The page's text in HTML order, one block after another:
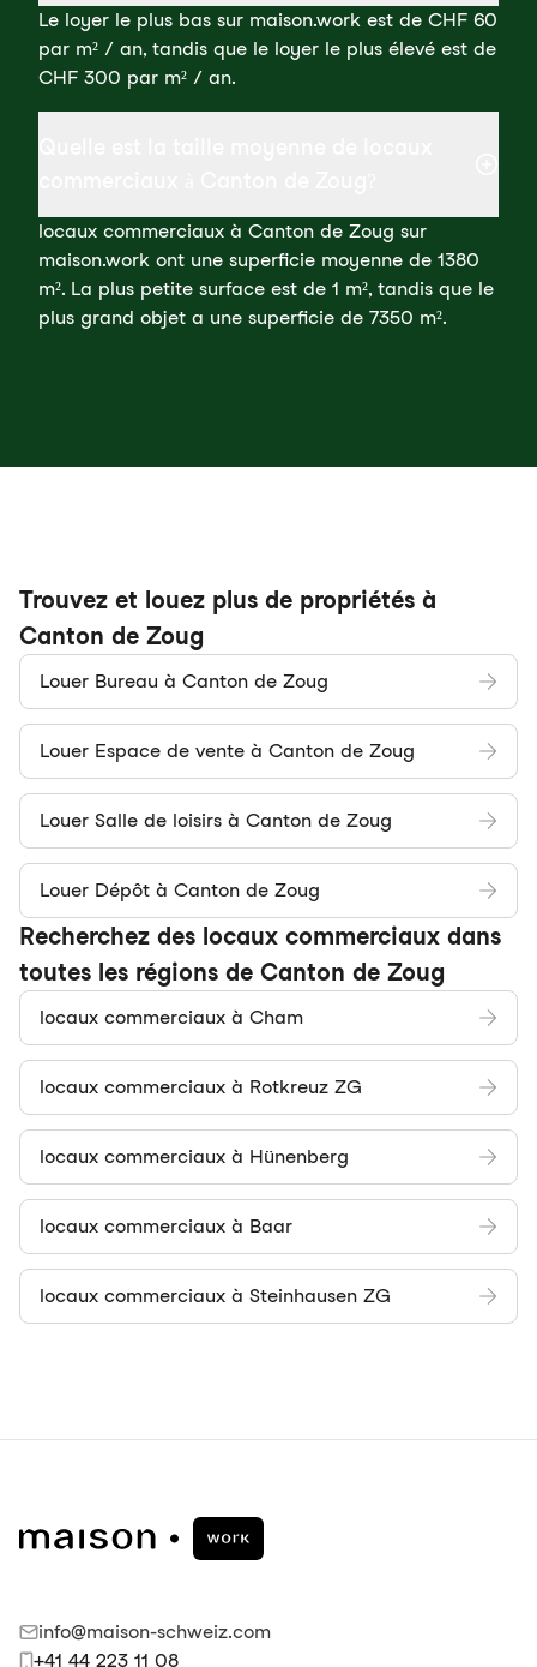
Le loyer le plus bas sur maison.work est de CHF 60
par m² / an, tandis que le loyer le plus élevé est de
CHF 300 par m² / an.
locaux commerciaux à Canton de Zoug sur
maison.work ont une superficie moyenne de 1380
m². La plus petite surface est de 1 m², tandis que le
plus grand objet a une superficie de 7350 m².
Trouvez et louez plus de propriétés à
Canton de Zoug
Louer Bureau à Canton de Zoug
Louer Espace de vente à Canton de Zoug
Louer Salle de loisirs à Canton de Zoug
Louer Dépôt à Canton de Zoug
Recherchez des locaux commerciaux dans
toutes les régions de Canton de Zoug
locaux commerciaux à Cham
locaux commerciaux à Rotkreuz ZG
locaux commerciaux à Hünenberg
locaux commerciaux à Baar
locaux commerciaux à Steinhausen ZG
info@maison-schweiz.com
+41 44 223 11 08